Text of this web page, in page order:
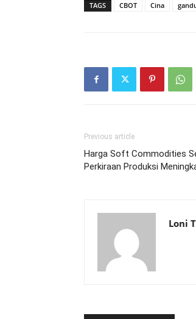
TAGS CBOT Cina
Previous article
Harga Soft Commodities
Perkiraan Produksi
Loni T